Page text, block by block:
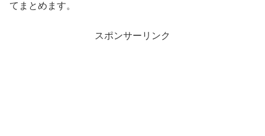
てまとめます。
スポンサーリンク